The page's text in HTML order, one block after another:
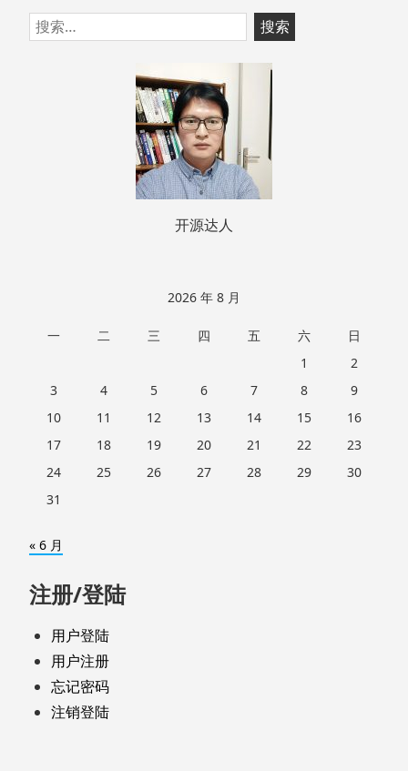
跳
至
搜
索：
开源达人
2026 年 8 月
一 二 三 四 五 六
日
1
2
3
4 5 6 7 8
9
10
11 12 13 14 15
16
17
18 19 20 21 22
23
24
25 26 27 28 29
30
31
« 6 月
注册/登陆
用户登陆
用户注册
忘记密码
注销登陆